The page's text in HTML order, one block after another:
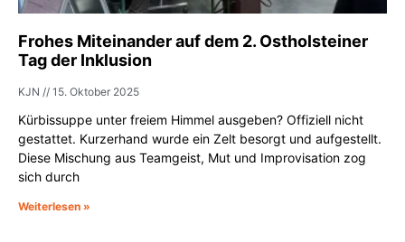
Frohes Miteinander auf dem 2. Ostholsteiner
Tag der Inklusion
KJN 15. Oktober 2025
Kürbissuppe unter freiem Himmel ausgeben? Offiziell nicht
gestattet. Kurzerhand wurde ein Zelt besorgt und aufgestellt.
Diese Mischung aus Teamgeist, Mut und Improvisation zog
sich durch
Weiterlesen »